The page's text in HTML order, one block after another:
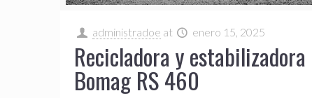
administradoe at enero 15, 2025
Recicladora y estabilizadora
Bomag RS 460